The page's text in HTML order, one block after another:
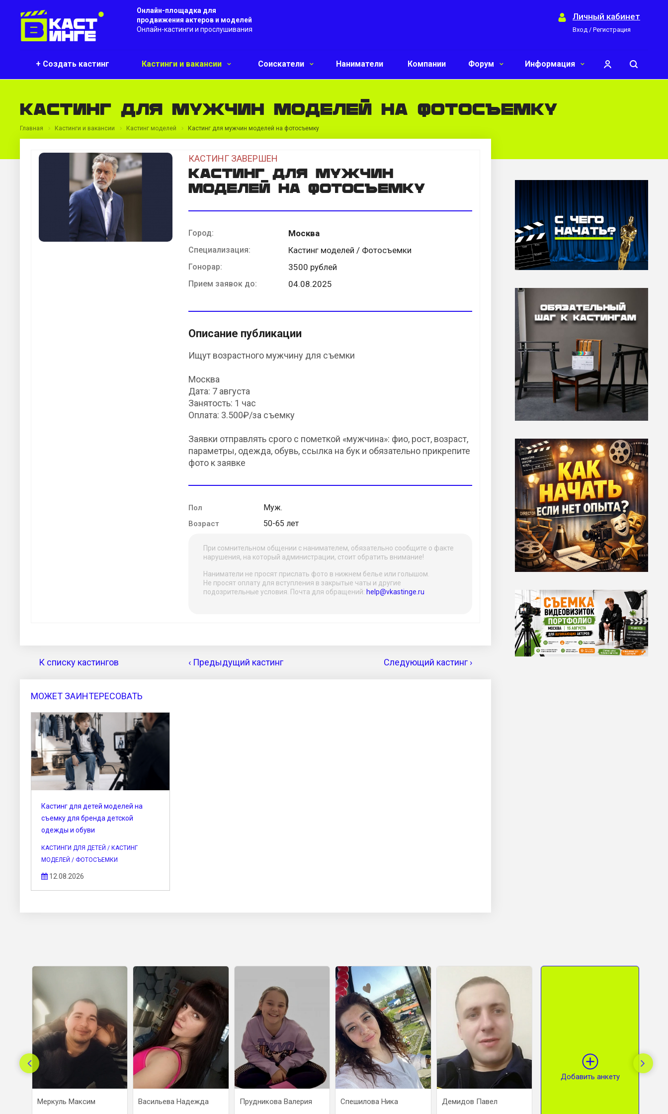
Онлайн-площадка для
продвижения актеров и моделей
Онлайн-кастинги и прослушивания
Личный кабинет
Вход / Регистрация
+ Создать кастинг Кастинги и вакансии Соискатели Наниматели Компании Форум Информация
Кастинг для мужчин моделей на фотосъемку
Главная Кастинги и вакансии Кастинг моделей Кастинг для мужчин моделей на фотосъемку
КАСТИНГ ЗАВЕРШЕН
Кастинг для мужчин
моделей на фотосъемку
Город: Москва
Специализация: Кастинг моделей / Фотосъемки
Гонорар: 3500 рублей
Прием заявок до: 04.08.2025
Описание публикации
Ищут возрастного мужчину для съемки
Москва
Дата: 7 августа
Занятость: 1 час
Оплата: 3.500₽/за съемку
Заявки отправлять срого с пометкой «мужчина»: фио, рост, возраст,
параметры, одежда, обувь, ссылка на бук и обязательно прикрепите
фото к заявке
Пол Муж.
Возраст 50-65 лет
При сомнительном общении с нанимателем, обязательно сообщите о факте
нарушения, на который администрации, стоит обратить внимание!
Наниматели не просят прислать фото в нижнем белье или голышом.
Не просят оплату для вступления в закрытые чаты и другие
подозрительные условия. Почта для обращений: help@vkastinge.ru
К списку кастингов ‹ Предыдущий кастинг Следующий кастинг ›
МОЖЕТ ЗАИНТЕРЕСОВАТЬ
Кастинг для детей моделей на
съемку для бренда детской
одежды и обуви
КАСТИНГИ ДЛЯ ДЕТЕЙ / КАСТИНГ
МОДЕЛЕЙ / ФОТОСЪЕМКИ
12.08.2026
Меркуль Максим Васильева Надежда Прудникова Валерия Спешилова Ника Демидов Павел
Добавить анкету